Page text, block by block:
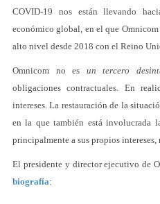
COVID-19 nos están llevando
económico global, en el que
alto nivel desde 2018 con el Reino
Omnicom no es un tercero
obligaciones contractuales. En
intereses. La restauración de la
en la que también está involucrada
principalmente a sus propios intereses,
El presidente y director ejecutivo de
biografía: